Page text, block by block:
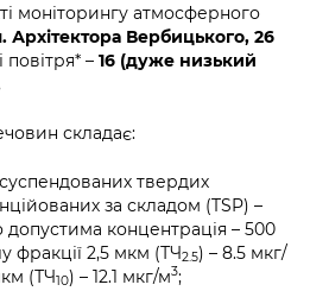
моніторингу атмосферного
Архітектора Вербицького, 26
повітря* – 16 (дуже низький
складає:
твердих
за складом (TSP) –
допустима концентрація – 500
фракції 2,5 мкм (ТЧ2.5) – 8.5 мкг/
(ТЧ10) – 12.1 мкг/м3;